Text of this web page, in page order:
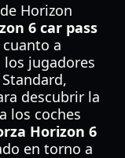
Horizon
6 car pass
a
los jugadores
descubrir la
los coches
Horizon 6
en torno a